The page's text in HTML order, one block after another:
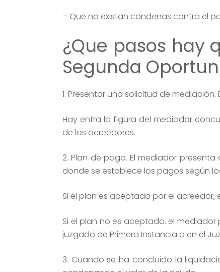
– Que no existan condenas contra el
¿Que pasos hay
Segunda
1. Presentar una solicitud de
Hay entra la figura del mediador
de los acreedores.
2. Plan de pago. El mediador
donde se establece los pagos según
Si el plan es aceptado por el
Si el plan no es aceptado, el
juzgado de Primera Instancia o en el
3. Cuando se ha concluido la